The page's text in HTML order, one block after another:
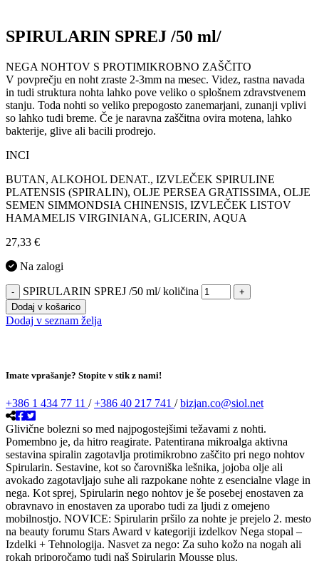
SPIRULARIN SPREJ /50 ml/
NEGA NOHTOV S PROTIMIKROBNO ZAŠČITO
V povprečju en noht zraste 2-3mm na mesec. Videz, rastna navada
in tudi struktura nohta lahko pove veliko o splošnem zdravstvenem
stanju. Toda nohti so veliko prepogosto zanemarjani, zunanji vplivi
so lahko tudi breme. Če je naravna zaščitna ovira motena, lahko
bakterije, glive ali bacili prodrejo.
INCI
BUTAN, ALKOHOL DENAT., IZVLEČEK SPIRULINE
PLATENSIS (SPIRALIN), OLJE PERSEA GRATISSIMA, OLJE
SEMEN SIMMONDSIA CHINENSIS, IZVLEČEK LISTOV
HAMAMELIS VIRGINIANA, GLICERIN, AQUA
27,33 €
Na zalogi
- SPIRULARIN SPREJ /50 ml/ količina
+
Dodaj v košarico
Dodaj v seznam želja
Imate vprašanje? Stopite v stik z nami!
+386 1 434 77 11 /+386 40 217 741 /bizjan.co@siol.net
Glivične bolezni so med najpogostejšimi težavami z nohti.
Pomembno je, da hitro reagirate. Patentirana mikroalga aktivna
sestavina spiralin zagotavlja protimikrobno zaščito pri nego nohtov
Spirularin. Sestavine, kot so čarovniška lešnika, jojoba olje ali
avokado zagotavljajo suhe ali razpokane nohte z esencialne vlage in
nega. Kot sprej, Spirularin nego nohtov je še posebej enostaven za
obravnavo in enostaven za uporabo tudi za ljudi z omejeno
mobilnostjo. NOVICE: Spirularin pršilo za nohte je prejelo 2. mesto
na beauty forumu Stars Award v kategoriji izdelkov Nega stopal –
Izdelki + Tehnologija. Nasvet za nego: Za suho kožo na nogah ali
rokah priporočamo tudi naš Spirularin Mousse plus.